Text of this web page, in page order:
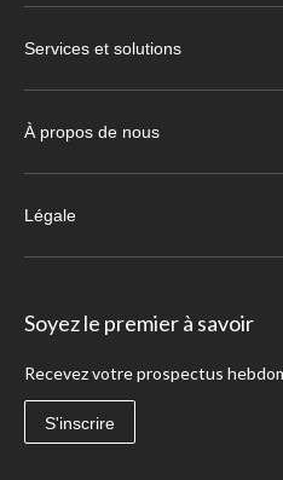
Services et solutions
À propos de nous
Légale
Soyez le premier à savoir
Recevez votre prospectus
S'inscrire